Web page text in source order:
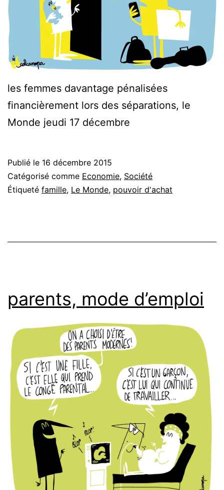
les femmes davantage pénalisées
financièrement lors des séparations, le
Monde jeudi 17 décembre
Publié le 16 décembre 2015
Catégorisé comme Economie, Société
Étiqueté famille, Le Monde, pouvoir d'achat
parents, mode d’emploi